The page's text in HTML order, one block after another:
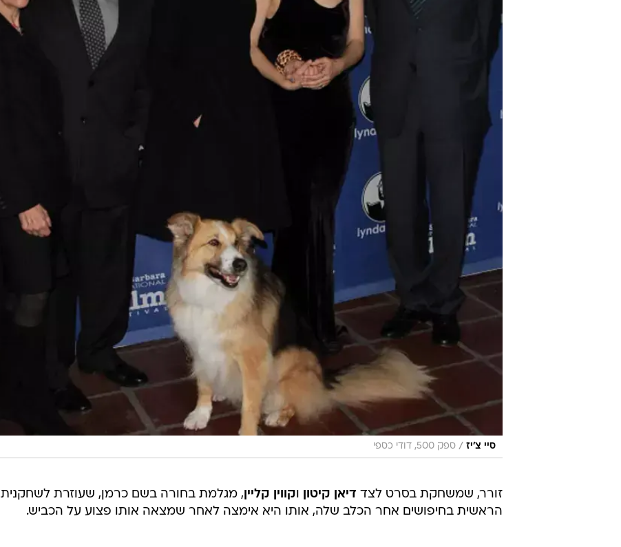
סיי צ'יז / ספק 500, דודי כספי
זורר, שמשחקת בסרט לצד דיאן קיטון וקווין קליין, מגלמת בחורה בשם כרמן, שעוזרת לשחקנית
הראשית בחיפושים אחר הכלב שלה, אותו היא אימצה לאחר שמצאה אותו פצוע על הכביש.